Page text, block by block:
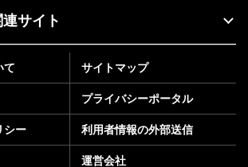
サイト
て サイトマップ
プライバシーポータル
シー 利用者情報の外部送信
運営会社